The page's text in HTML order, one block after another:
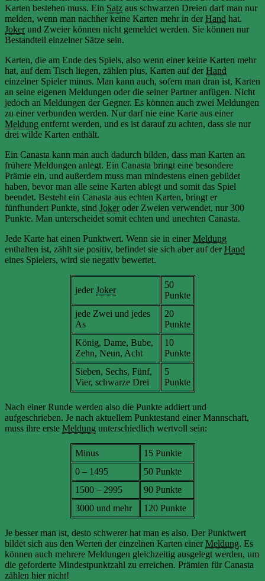
Karten bestehen muss. Ein Satz aus schwarzen Dreien darf man nur
melden, wenn man nachher keine Karten mehr in derHand hat.
Jokerund Zweier können nicht gemeldet werden. Sie können nur
Bestandteil einzelner Sätze sein.
Karten, die am Ende des Spiels, also wenn einer keine Karten mehr
hat, auf dem Tisch liegen, zählen plus, Karten auf derHand
einzelner Spieler minus. Man kann auch, sofern man dran ist, Karten
an seine eigenen Meldungen oder die seiner Partner anfügen. Nicht
jedoch an Meldungen der Gegner. Es können auch zwei Meldungen
zu einer verbunden werden. Nur darf nie eine Karte aus einer
Meldung entfernt werden, und es ist darauf zu achten, dass sie nur
drei wilde Karten enthält.
Ein Canasta kann man auch dadurch bilden, dass man Karten an
frühere Meldungen anlegt. Ein Canasta bringt eine besondere
Prämie ein, und außerdem muss man mindestens einen gebildet
haben, bevor man alle seine Karten ablegt und somit das Spiel
beendet. Besteht ein Canasta aus echten Karten, bringt er
fünfhundert Punkte, sind Jokeroder Zweien verwendet, nur 300
Punkte. Man unterscheidet somit echten und unechten Canasta.
Jede Karte hat einen Punktwert. Wenn sie in einerMeldung
enthalten ist, zählt sie positiv, befindet sie sich aber auf derHand
eines Spielers, wird sie negativ bewertet.
jederJoker
50
Punkte
jede Zwei und jedes
As
20
Punkte
König, Dame, Bube,
Zehn, Neun, Acht
10
Punkte
Sieben, Sechs, Fünf,
Vier, schwarze Drei
5
Punkte
Nach einer Runde werden also die Punkte addiert und
aufgeschrieben. Je nach aktuellem Punktestand einer Mannschaft,
muss ihre erste Meldung unterschiedlich wertvoll sein:
Minus
15 Punkte
0 – 1495
50 Punkte
1500 – 2995
90 Punkte
3000 und mehr
120 Punkte
Je besser man ist, desto schwerer hat man es also. Der Punktwert
bildet sich aus den Werten der einzelnen Karten einerMeldung. Es
können auch mehrere Meldungen gleichzeitig ausgelegt werden, um
die geforderte Mindestpunktzahl zu erreichen. Prämien für Canasta
zählen hier nicht!